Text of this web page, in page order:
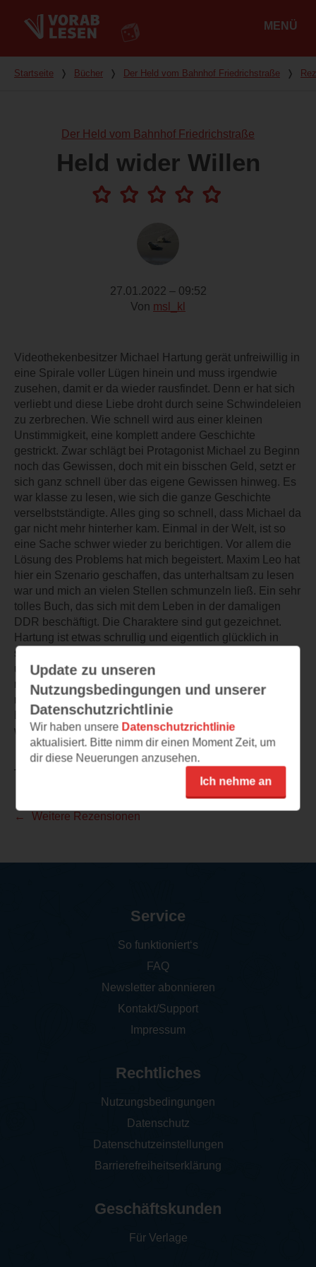
MENÜ
Du bist hier
Startseite ❭ Bücher ❭ Der Held vom Bahnhof Friedrichstraße ❭
Der Held vom Bahnhof Friedrichstraße
Held wider Willen
27.01.2022 – 09:52
Von msl_kl
Videothekenbesitzer Michael Hartung gerät unfreiwillig in
eine Spirale voller Lügen hinein und muss irgendwie
zusehen, damit er da wieder rausfindet. Denn er hat sich
verliebt und diese Liebe droht durch seine Schwindeleien
zu zerbrechen. Wie schnell wird aus einer kleinen
Unstimmigkeit, eine komplett andere Geschichte
gestrickt. Zwar schlägt bei Protagonist Michael zu Beginn
noch das Gewissen, doch mit ein bisschen Geld, setzt er
sich ganz schnell über das eigene Gewissen hinweg. Es
war klasse zu lesen, wie sich die ganze Geschichte
verselbstständigte. Alles ging so schnell, dass Michael da
gar nicht mehr hinterher kam. Einmal in der Welt, ist so
eine Sache schwer wieder zu berichtigen. Vor allem die
Lösung des Problems hat mich begeistert. Maxim Leo hat
hier ein Szenario geschaffen, das unterhaltsam zu lesen
war und mich an vielen Stellen schmunzeln ließ. Ein sehr
tolles Buch, das sich mit dem Leben in der damaligen
DDR beschäftigt. Die Charaktere sind gut gezeichnet.
Hartung ist etwas schrullig und eigentlich glücklich in
seiner Videothek, Journalist Landmann sehr zielstrebig
und nach Aufmerksamkeit strebend und dann kommen
noch die wirklichen Helden der DDR, die sich durch den
neuen Helden am Himmel, auf die Füße getreten fühlen.
Ein sehr unterhaltsames Buch, das ich gerne
weiterempfehle!
TEILEN
Weitere Rezensionen
Update zu unseren
Nutzungsbedingungen und unserer
Datenschutzrichtlinie
Wir haben unsere Datenschutzrichtlinie
aktualisiert. Bitte nimm dir einen Moment Zeit, um
dir diese Neuerungen anzusehen.
Ich nehme an
Service
So funktioniert‘s
FAQ
Newsletter abonnieren
Kontakt/Support
Impressum
Rechtliches
Nutzungsbedingungen
Datenschutz
Datenschutzeinstellungen
Barrierefreiheitserklärung
Geschäftskunden
Für Verlage